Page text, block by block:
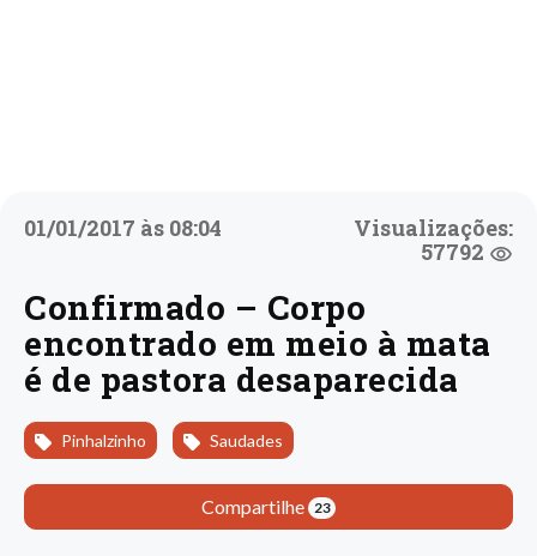
01/01/2017 às 08:04
Visualizações:
57792
Confirmado – Corpo
encontrado em meio à mata
é de pastora desaparecida
Pinhalzinho Saudades
Compartilhe 23